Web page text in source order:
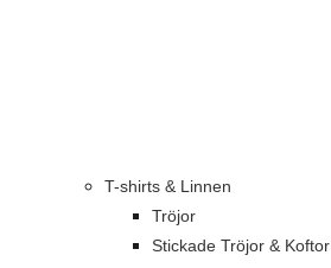
T-shirts & Linnen
Tröjor
Stickade Tröjor & Koftor